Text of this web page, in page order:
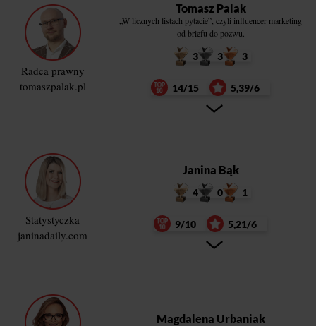
Radca prawny
tomaszpalak.pl
Tomasz Palak
„W licznych listach pytacie”, czyli influencer marketing
od briefu do pozwu.
3 3 3
14/15 5,39/6
Statystyczka
janinadaily.com
Janina Bąk
4 0 1
9/10 5,21/6
Magdalena Urbaniak